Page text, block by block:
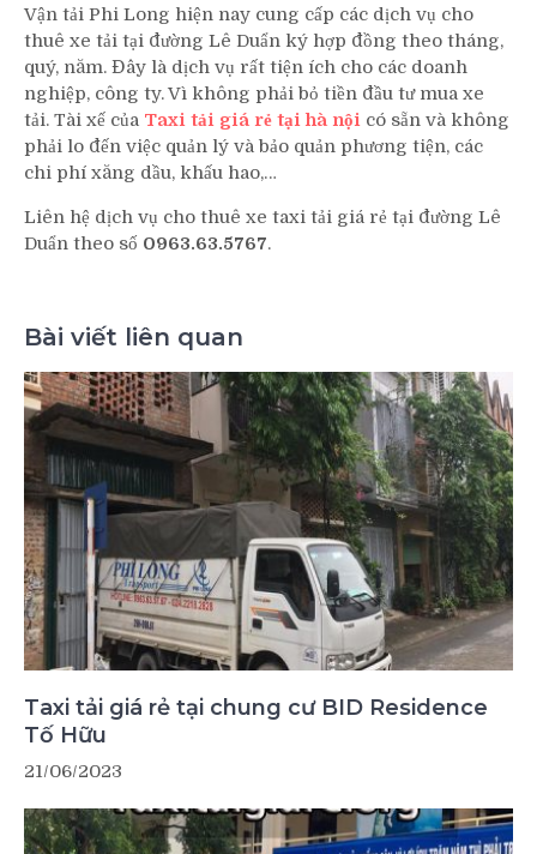
Vận tải Phi Long hiện nay cung cấp các dịch vụ cho
thuê xe tải tại đường Lê Duẩn ký hợp đồng theo tháng,
quý, năm. Đây là dịch vụ rất tiện ích cho các doanh
nghiệp, công ty. Vì không phải bỏ tiền đầu tư mua xe
tải. Tài xế của Taxi tải giá rẻ tại hà nội có sẵn và không
phải lo đến việc quản lý và bảo quản phương tiện, các
chi phí xăng dầu, khấu hao,…
Liên hệ dịch vụ cho thuê xe taxi tải giá rẻ tại đường Lê
Duẩn theo số 0963.63.5767.
Bài viết liên quan
Taxi tải giá rẻ tại chung cư BID Residence
Tố Hữu
21/06/2023